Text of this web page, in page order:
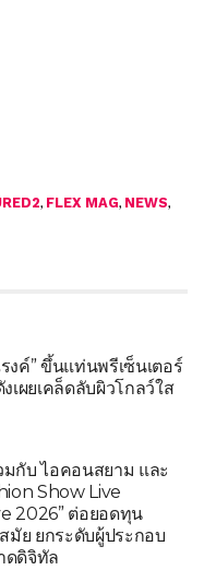
, FLEX MAG, NEWS,
ค์” ขึ้นแท่นพรีเซ็นเตอร์
เผยเคล็ดลับผิวโกลว์ใส
กับ ไอคอนสยาม และ
Show Live
2026” ต่อยอดทุน
ย ยกระดับผู้ประกอบ
ดดิจิทัล